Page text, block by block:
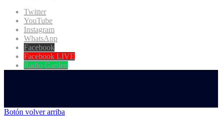
Twitter
YouTube
Instagram
WhatsApp
Facebook
Facebook LIVE
Radio Garden
Botón volver arriba